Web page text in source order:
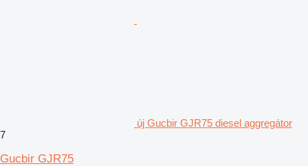
új Gucbir GJR75 diesel aggregátor
7
Gucbir GJR75